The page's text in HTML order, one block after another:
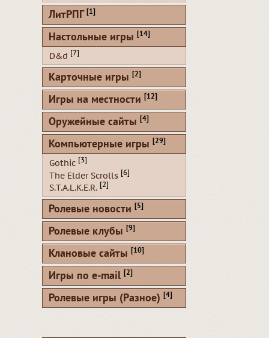
ЛитРПГ [1]
Настольные игры [14]
D&d [7]
Карточные игры [2]
Игры на местности [12]
Оружейные сайты [4]
Компьютерные игры [29]
Gothic [3]
The Elder Scrolls [6]
S.T.A.L.K.E.R. [2]
Ролевые новости [5]
Ролевые клубы [9]
Клановые сайты [10]
Игры по e-mail [2]
Ролевые игры (Разное) [4]